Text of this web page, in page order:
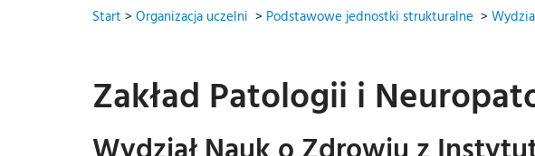
Start > Organizacja uczelni > Podstawowe jednostki strukturalne >
Zakład Patologii i